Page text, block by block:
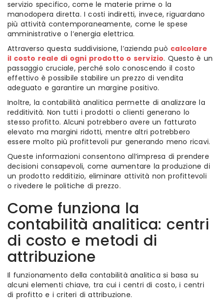
servizio specifico, come le materie prime o la
manodopera diretta. I costi indiretti, invece, riguardano
più attività contemporaneamente, come le spese
amministrative o l’energia elettrica.
Attraverso questa suddivisione, l’azienda può calcolare
il costo reale di ogni prodotto o servizio. Questo è un
passaggio cruciale, perché solo conoscendo il costo
effettivo è possibile stabilire un prezzo di vendita
adeguato e garantire un margine positivo.
Inoltre, la contabilità analitica permette di analizzare la
redditività. Non tutti i prodotti o clienti generano lo
stesso profitto. Alcuni potrebbero avere un fatturato
elevato ma margini ridotti, mentre altri potrebbero
essere molto più profittevoli pur generando meno ricavi.
Queste informazioni consentono all’impresa di prendere
decisioni consapevoli, come aumentare la produzione di
un prodotto redditizio, eliminare attività non profittevoli
o rivedere le politiche di prezzo.
Come funziona la
contabilità analitica: centri
di costo e metodi di
attribuzione
Il funzionamento della contabilità analitica si basa su
alcuni elementi chiave, tra cui i centri di costo, i centri
di profitto e i criteri di attribuzione.